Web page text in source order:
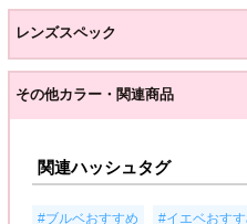
レンズスペック
その他カラー・関連商品
関連ハッシュタグ
#ブルベおすすめ #イエベおす